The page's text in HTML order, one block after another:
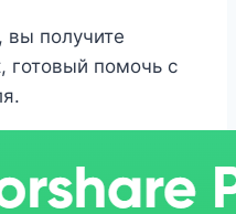
вы получите
готовый помочь с